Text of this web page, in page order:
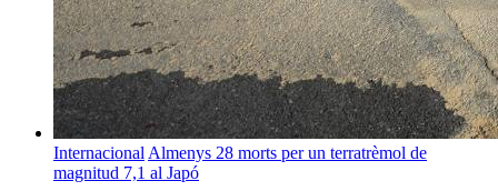
Internacional Almenys 28 morts per un terratrèmol de
magnitud 7,1 al Japó